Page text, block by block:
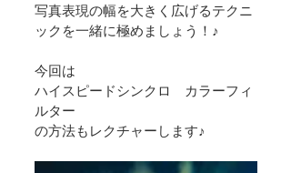
写真表現の幅を大きく広げるテクニ
ックを一緒に極めましょう！♪
今回は
ハイスピードシンクロ　カラーフィ
ルター
の方法もレクチャーします♪